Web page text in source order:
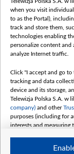
when you visit
to as the Portal),
track and store them,
technologies enabling
personalize content and
analyze Internet traffic.
Click "I accept and go
tracking and data
device and its storage,
Telewizja Polska S.A. w
company) and other
purposes (including for
interests and measuring
The purposes of